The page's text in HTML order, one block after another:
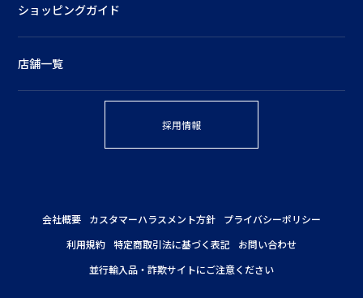
ショッピングガイド
店舗一覧
採用情報
会社概要 カスタマーハラスメント方針
プライバシーポリシー
利用規約 特定商取引法に基づく表記
お問い合わせ
並行輸入品・詐欺サイトにご注意ください